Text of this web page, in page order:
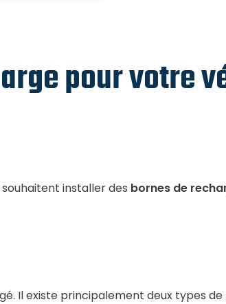
pour votre
installer des bornes de
Il existe principalement deux types de